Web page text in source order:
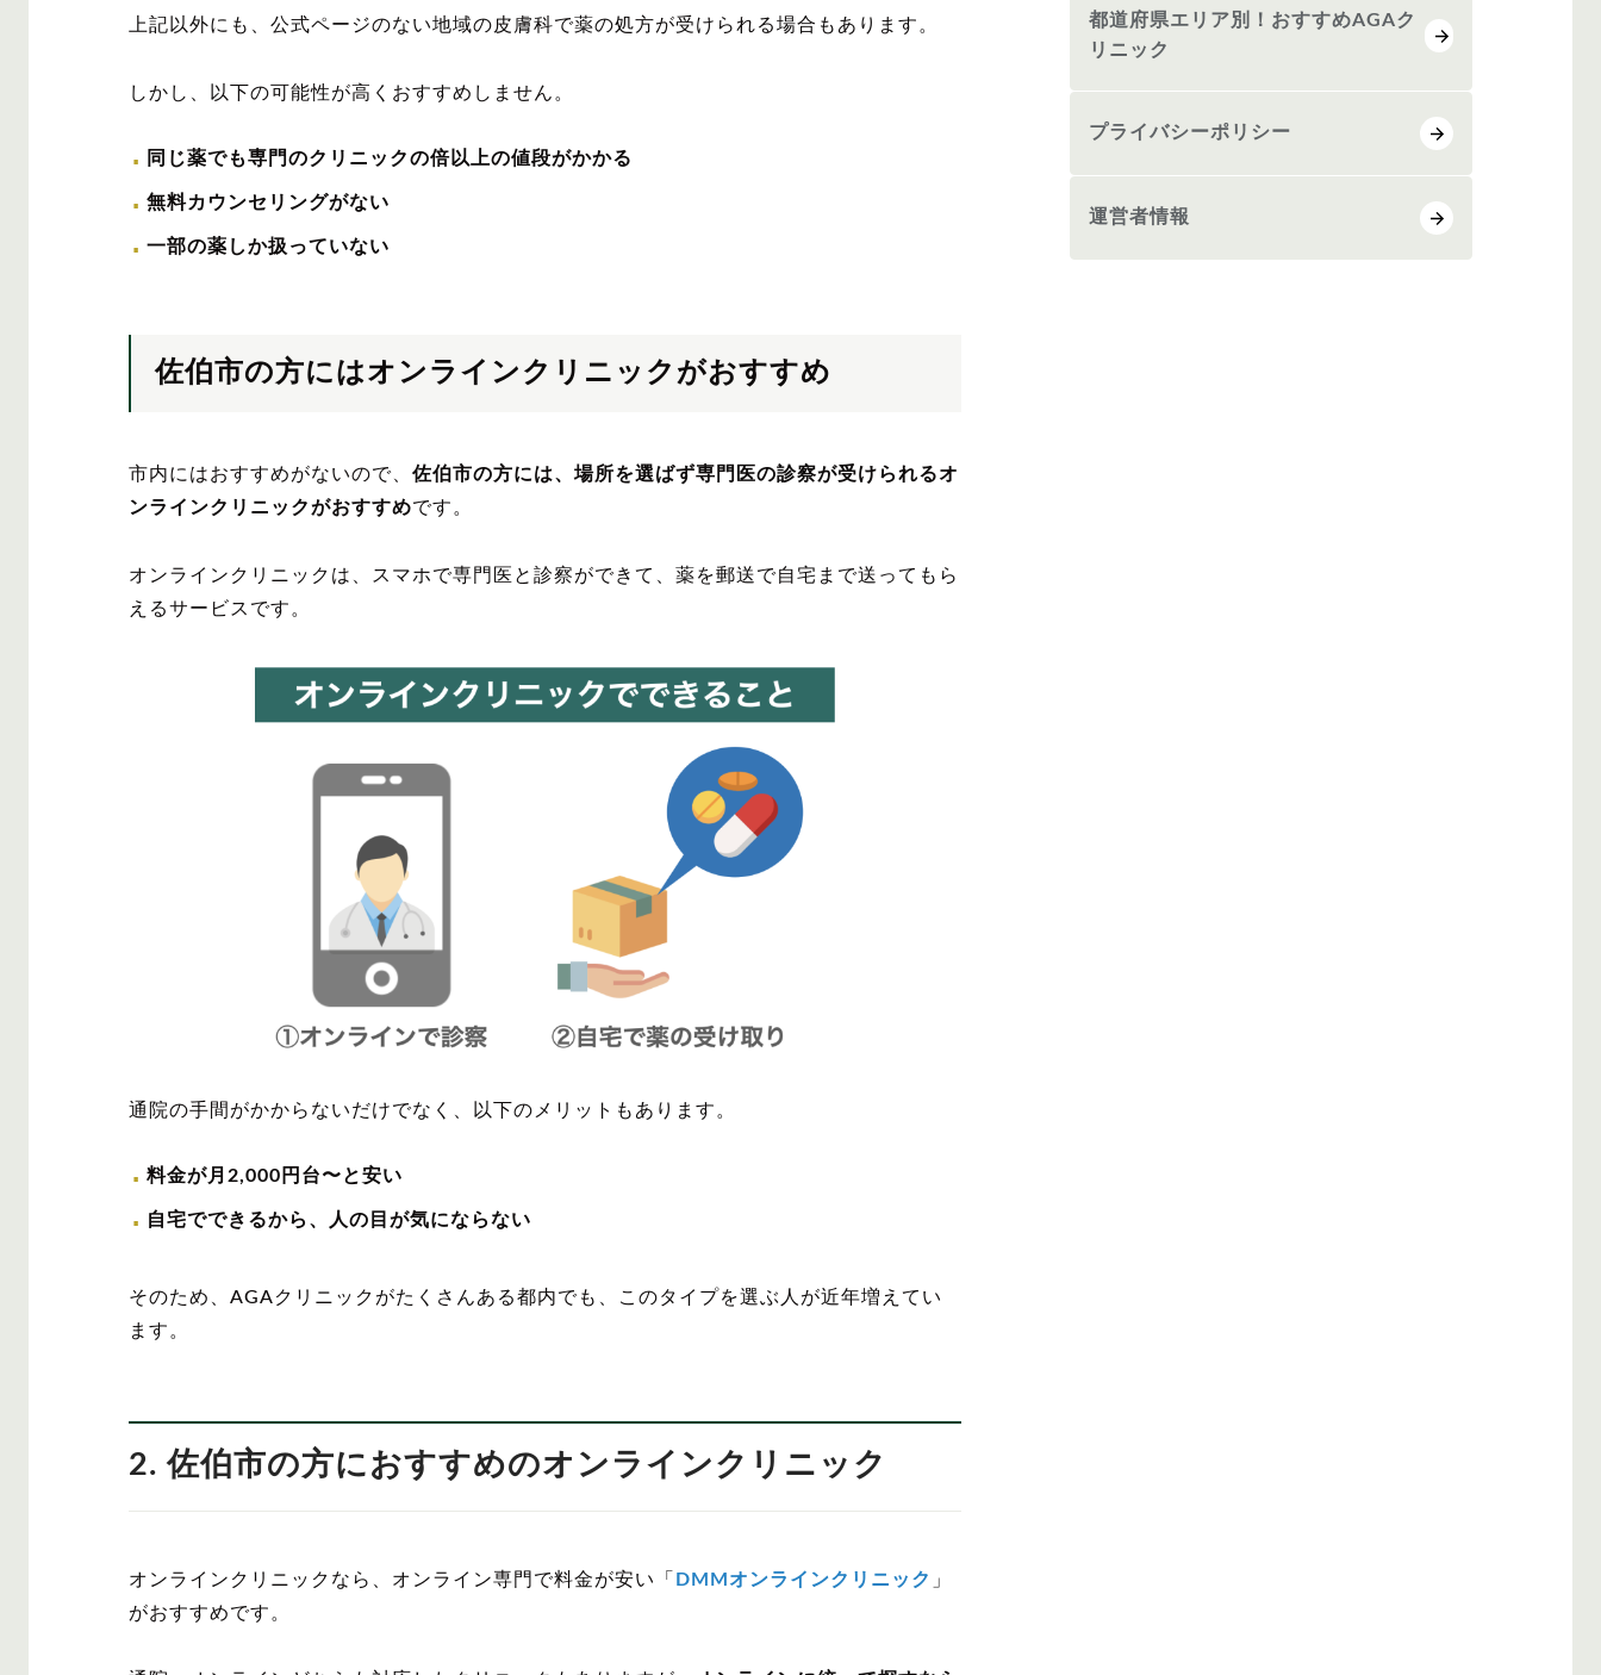
上記以外にも、公式ページのない地域の皮膚科で薬の処方が受けられる場合もあります。
しかし、以下の可能性が高くおすすめしません。
同じ薬でも専門のクリニックの倍以上の値段がかかる
無料カウンセリングがない
一部の薬しか扱っていない
佐伯市の方にはオンラインクリニックがおすすめ
市内にはおすすめがないので、 佐伯市の方には、場所を選ばず専門医の診察が受けられるオ
ンラインクリニックがおすすめです。
オンラインクリニックは、スマホで専門医と診察ができて、薬を郵送で自宅まで送ってもら
えるサービスです。
通院の手間がかからないだけでなく、以下のメリットもあります。
料金が月2,000円台〜と安い
自宅でできるから、人の目が気にならない
そのため、AGAクリニックがたくさんある都内でも、このタイプを選ぶ人が近年増えてい
ます。
2. 佐伯市の方におすすめのオンラインクリニック
オンラインクリニックなら、オンライン専門で料金が安い「 DMMオンラインクリニック 」
がおすすめです。
都道府県エリア別！おすすめAGAク
リニック
プライバシーポリシー
運営者情報